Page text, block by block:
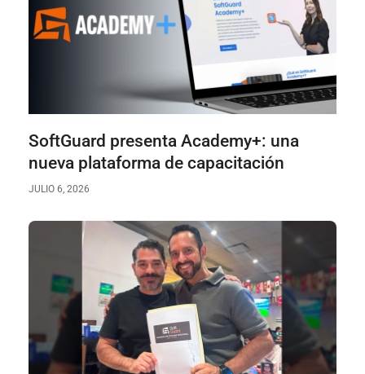
SoftGuard presenta Academy+: una
nueva plataforma de capacitación
JULIO 6, 2026